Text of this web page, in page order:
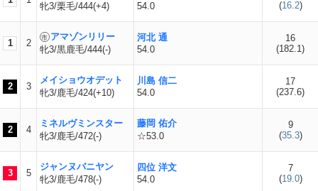
牝3/栗毛/444(+4)
54.0
(16.2)
1 2
アマゾンリリー
牝3/黒鹿毛/444(-)
河北 通
54.0
16
(182.1)
2 3
メイショウオデット
牝3/鹿毛/424(+10)
川島 信二
54.0
17
(237.6)
2 4
ミネルヴミンスター
牝3/鹿毛/472(-)
藤岡 佑介
☆53.0
9
(35.3)
3 5
ジャンヌバニヤン
牝3/鹿毛/478(-)
四位 洋文
54.0
7
(19.0)